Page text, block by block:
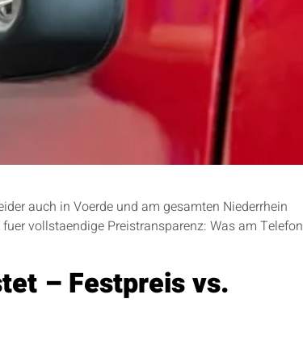
auch in Voerde und am gesamten Niederrhein
vollstaendige Preistransparenz: Was am Telefon
– Festpreis vs.